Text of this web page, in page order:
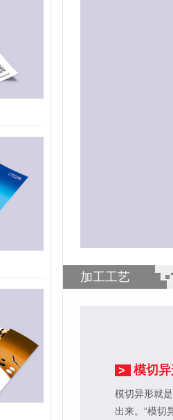
加工工艺
> 模切
模切异形就
出来。“模切